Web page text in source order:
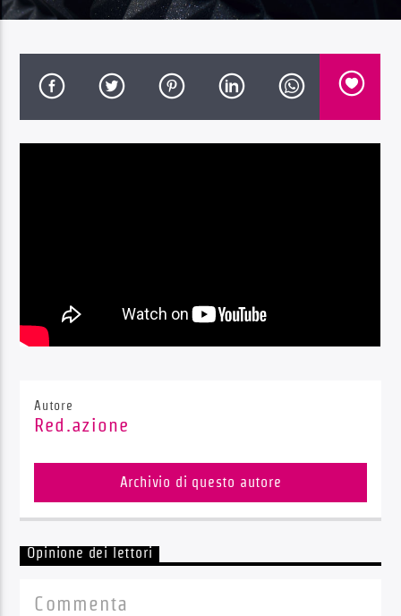
Radio Dolomiti
Autore
Red.azione
Archivio di questo autore
Opinione dei lettori
Commenta